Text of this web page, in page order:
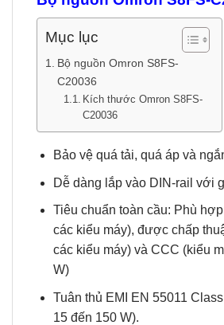
Mục lục
Bộ nguồn Omron S8FS-
C20036
Kích thước Omron S8FS-
C20036
Bảo vệ quá tải, quá áp và
Dễ dàng lắp vào DIN-rail với
Tiêu chuẩn toàn cầu: Phù
các kiểu máy), được chấp
các kiểu máy) và CCC (kiểu
W)
Tuân thủ EMI EN 55011
15 đến 150 W).